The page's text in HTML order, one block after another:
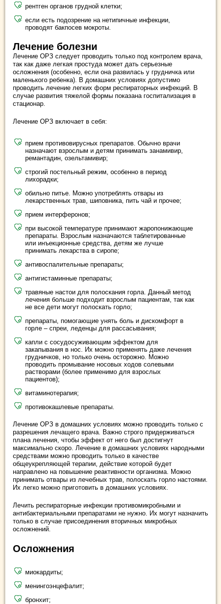
рентген органов грудной клетки;
если есть подозрение на нетипичные инфекции,
проводят бакпосев мокроты.
Лечение болезни
Лечение ОРЗ следует проводить только под контролем врача,
так как даже легкая простуда может дать серьезные
осложнения (особенно, если она развилась у грудничка или
маленького ребенка). В домашних условиях допустимо
проводить лечение легких форм респираторных инфекций. В
случае развития тяжелой формы показана госпитализация в
стационар.
Лечение ОРЗ включает в себя:
прием противовирусных препаратов. Обычно врачи
назначают взрослым и детям принимать занамивир,
ремантадин, озельтамивир;
строгий постельный режим, особенно в период
лихорадки;
обильно питье. Можно употреблять отвары из
лекарственных трав, шиповника, пить чай и прочее;
прием интерферонов;
при высокой температуре принимают жаропонижающие
препараты. Взрослым назначаются таблетированные
или инъекционные средства, детям же лучше
принимать лекарства в сиропе;
антивоспалительные препараты;
антигистаминные препараты;
травяные настои для полоскания горла. Данный метод
лечения больше подходит взрослым пациентам, так как
не все дети могут полоскать горло;
препараты, помогающие унять боль и дискомфорт в
горле – спреи, леденцы для рассасывания;
капли с сосудосуживающим эффектом для
закапывания в нос. Их можно применять даже лечения
грудничков, но только очень осторожно. Можно
проводить промывание носовых ходов солевыми
растворами (более применимо для взрослых
пациентов);
витаминотерапия;
противокашлевые препараты.
Лечение ОРЗ в домашних условиях можно проводить только с
разрешения лечащего врача. Важно строго придерживаться
плана лечения, чтобы эффект от него был достигнут
максимально скоро. Лечение в домашних условиях народными
средствами можно проводить только в качестве
общеукрепляющей терапии, действие которой будет
направлено на повышение реактивности организма. Можно
принимать отвары из лечебных трав, полоскать горло настоями.
Их легко можно приготовить в домашних условиях.
Лечить респираторные инфекции противомикробными и
антибактериальными препаратами не нужно. Их могут назначить
только в случае присоединения вторичных микробных
осложнений.
Осложнения
миокардиты;
менингоэнцефалит;
бронхит;